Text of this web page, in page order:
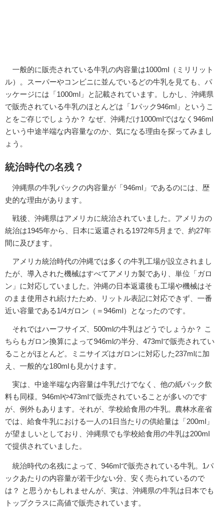
一般的に販売されている牛乳の内容量は1000ml（ミリリット
ル）。スーパーやコンビニに並んでいるどの牛乳を見ても、パ
ッケージには「1000ml」と記載されています。しかし、沖縄県
で販売されている牛乳のほとんどは「1パック946ml」というこ
とをご存じでしょうか？ なぜ、沖縄だけ1000mlではなく946ml
という中途半端な内容量なのか、気になる理由を探ってみまし
ょう。
統治時代の名残？
沖縄県の牛乳パックの内容量が「946ml」であるのには、歴
史的な理由があります。
戦後、沖縄県はアメリカに統治されていました。アメリカの
統治は1945年から、日本に返還される1972年5月まで、約27年
間に及びます。
アメリカ統治時代の沖縄では多くの牛乳工場が設立されまし
たが、導入された機械はすべてアメリカ製であり、単位「ガロ
ン」に対応していました。沖縄の日本返還後も工場や機械はそ
のまま使用され続けたため、リットル表記に対応できず、一番
近い容量である1/4ガロン（＝946ml）となったのです。
それではハーフサイズ、500mlの牛乳はどうでしょうか？ こ
ちらもガロン換算によって946mlの半分、473mlで販売されてい
ることがほとんど。ミニサイズはガロンに対応した237mlに加
え、一般的な180mlも見かけます。
実は、中途半端な内容量は牛乳だけでなく、他の紙パック飲
料も同様。946mlや473mlで販売されていることが多いのです
が、例外もあります。それが、学校給食用の牛乳。農林水産省
では、給食牛乳における一人の1日当たりの供給量は「200ml」
が望ましいとしており、沖縄県でも学校給食用の牛乳は200ml
で提供されていました。
統治時代の名残によって、946mlで販売されている牛乳。1パ
ックあたりの内容量が若干少ない分、安く売られているので
は？ と思うかもしれませんが、実は、沖縄県の牛乳は日本でも
トップクラスに高値で販売されています。